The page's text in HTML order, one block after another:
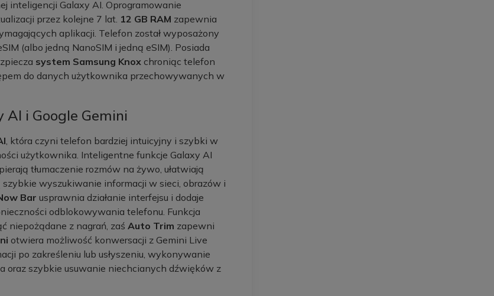
inteligencji Galaxy AI. Oprogramowanie
przez kolejne 7 lat. 12 GB RAM zapewnia
aplikacji. Telefon został wyposażony
(albo jedną NanoSIM i jedną eSIM). Posiada
system Samsung Knox chroniąc telefon
do danych użytkownika przechowywanych w
AI i Google Gemini
, która czyni telefon bardziej intuicyjny i szybki w
użytkownika. Inteligentne funkcje Galaxy AI
tłumaczenie rozmów na żywo, ułatwiają
wyszukiwanie informacji w sieci, obrazów i
Bar usprawnia działanie interfejsu i dodaje
odblokowywania telefonu. Funkcja
niepożądane z nagrań, zaś Auto Trim zapewni
otwiera możliwość konwersacji z Gemini Live
po zakreśleniu lub usłyszeniu, wykonywanie
szybkie usuwanie niechcianych dźwięków z